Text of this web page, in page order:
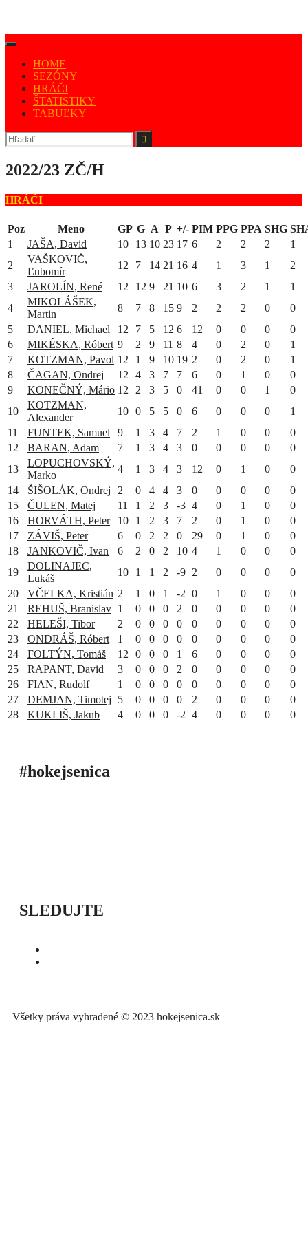
HOME
SEZÓNY
HRÁČI
ŠTATISTIKY
TABUĽKY
2022/23 ZČ/H
HRÁČI
Poz Meno GP G A P +/- PIM PPG PPA SHG
1
JAŠA, David 10 13 10 23 17 6 2 2 2
1
2
VAŠKOVIČ,
Ľubomír
12 7 14 21 16 4 1 3 1
2
3
JAROLÍN, René 12 12 9 21 10 6 3 2 1
1
4
MIKOLÁŠEK,
Martin
8 7 8 15 9 2 2 2 0
0
5
DANIEL, Michael 12 7 5 12 6 12 0 0 0
0
6
MIKÉSKA, Róbert 9 2 9 11 8 4 0 2 0
1
7
KOTZMAN, Pavol 12 1 9 10 19 2 0 2 0
1
8
ČAGAN, Ondrej 12 4 3 7 7 6 0 1 0
0
9
KONEČNÝ, Mário 12 2 3 5 0 41 0 0 1
0
10
KOTZMAN,
Alexander
10 0 5 5 0 6 0 0 0
1
11
FUNTEK, Samuel 9 1 3 4 7 2 1 0 0
0
12
BARAN, Adam 7 1 3 4 3 0 0 0 0
0
13
LOPUCHOVSKÝ,
Marko
4 1 3 4 3 12 0 1 0
0
14
ŠIŠOLÁK, Ondrej 2 0 4 4 3 0 0 0 0
0
15
ČULEN, Matej 11 1 2 3 -3 4 0 1 0
0
16
HORVÁTH, Peter 10 1 2 3 7 2 0 1 0
0
17
ZÁVIŠ, Peter 6 0 2 2 0 29 0 1 0
0
18
JANKOVIČ, Ivan 6 2 0 2 10 4 1 0 0
0
19
DOLINAJEC,
Lukáš
10 1 1 2 -9 2 0 0 0
0
20
VČELKA, Kristián 2 1 0 1 -2 0 1 0 0
0
21
REHUŠ, Branislav 1 0 0 0 2 0 0 0 0
0
22
HELEŠI, Tibor 2 0 0 0 0 0 0 0 0
0
23
ONDRÁŠ, Róbert 1 0 0 0 0 0 0 0 0
0
24
FOLTÝN, Tomáš 12 0 0 0 1 6 0 0 0
0
25
RAPANT, David 3 0 0 0 2 0 0 0 0
0
26
FIAN, Rudolf 1 0 0 0 0 0 0 0 0
0
27
DEMJAN, Timotej 5 0 0 0 0 2 0 0 0
0
28
KUKLIŠ, Jakub 4 0 0 0 -2 4 0 0 0 0
#hokejsenica
SLEDUJTE
Všetky práva vyhradené © 2023 hokejsenica.sk